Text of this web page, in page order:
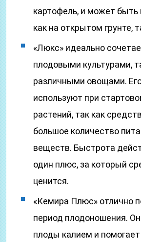
картофель, и может быть
как на открытом грунте,
«Люкс» идеально
плодовыми культурами,
различными овощами.
используют при
растений, так как
большое количество
веществ. Быстрота
один плюс, за который
ценится.
«Кемира Плюс» отлично
период плодоношения.
плоды калием и